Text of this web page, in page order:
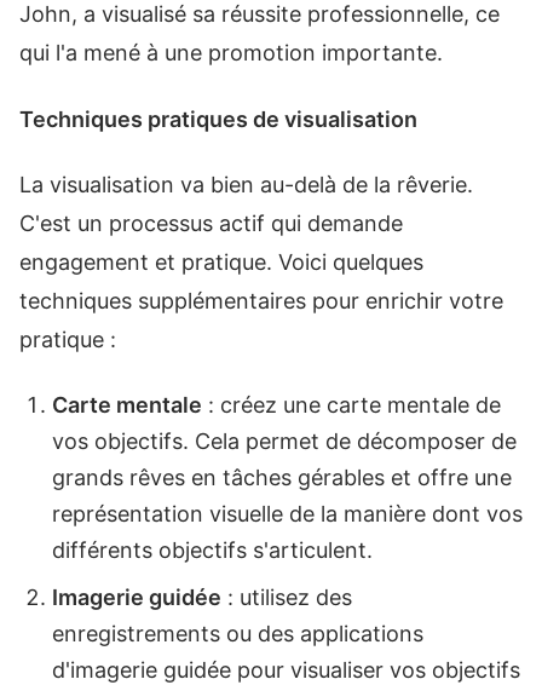
John, a visualisé sa réussite professionnelle, ce
qui l'a mené à une promotion importante.
Techniques pratiques de visualisation
La visualisation va bien au-delà de la rêverie.
C'est un processus actif qui demande
engagement et pratique. Voici quelques
techniques supplémentaires pour enrichir votre
pratique :
Carte mentale : créez une carte mentale de
vos objectifs. Cela permet de décomposer de
grands rêves en tâches gérables et offre une
représentation visuelle de la manière dont vos
différents objectifs s'articulent.
Imagerie guidée : utilisez des
enregistrements ou des applications
d'imagerie guidée pour visualiser vos objectifs